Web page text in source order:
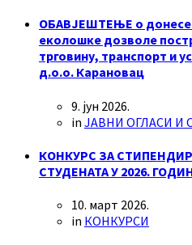
ОБАВЈЕШТЕЊЕ о
еколошке дозволе
трговину, транспорт и
д.о.о. Карановац
9. јун 2026.
in ЈАВНИ ОГЛАСИ
КОНКУРС ЗА
СТУДЕНАТА У 2026.
10. март 2026.
in КОНКУРСИ